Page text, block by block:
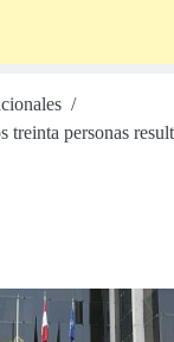
treinta personas